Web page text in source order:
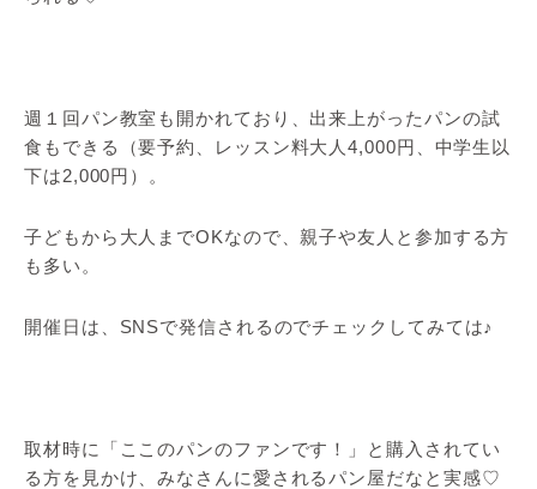
週１回パン教室も開かれており、出来上がったパンの試
食もできる（要予約、レッスン料大人4,000円、中学生以
下は2,000円）。
子どもから大人までOKなので、親子や友人と参加する方
も多い。
開催日は、SNSで発信されるのでチェックしてみては♪
取材時に「ここのパンのファンです！」と購入されてい
る方を見かけ、みなさんに愛されるパン屋だなと実感♡